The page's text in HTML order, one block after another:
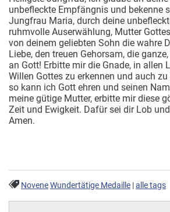
unbefleckte Empfängnis und bekenne
Jungfrau Maria, durch deine
ruhmvolle Auserwählung, Mutter
von deinem geliebten Sohn die wahre
Liebe, den treuen Gehorsam, die
an Gott! Erbitte mir die Gnade, in allen
Willen Gottes zu erkennen und auch
so kann ich Gott ehren und seinen
meine gütige Mutter, erbitte mir diese
Zeit und Ewigkeit. Dafür sei dir Lob
Amen.
NoveneWundertätige Medaille |alle tags